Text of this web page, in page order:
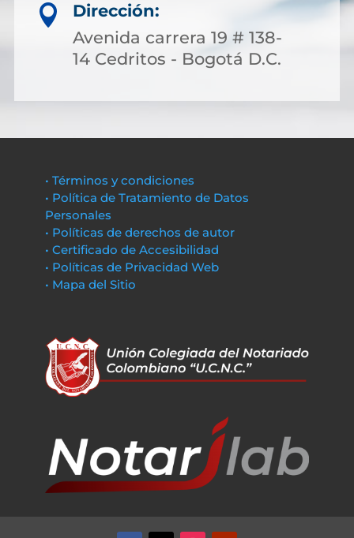

Dirección:
Avenida carrera 19 # 138-
14 Cedritos - Bogotá D.C.
• Términos y condiciones
• Política de Tratamiento de Datos
Personales
• Políticas de derechos de autor
• Certificado de Accesibilidad
• Políticas de Privacidad Web
• Mapa del Sitio